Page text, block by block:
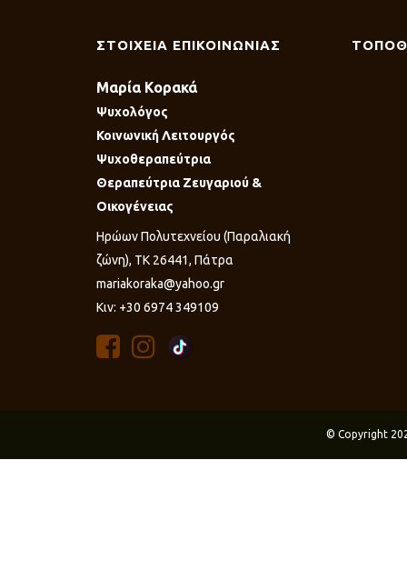
ΣΤΟΙΧΕΙΑ ΕΠΙΚΟΙΝΩΝΙΑΣ
Μαρία Κορακά
Ψυχολόγος
Κοινωνική Λειτουργός
Ψυχοθεραπεύτρια
Θεραπεύτρια Ζευγαριού &
Οικογένειας
Ηρώων Πολυτεχνείου (Παραλιακή
ζώνη), ΤΚ 26441, Πάτρα
mariakoraka@yahoo.gr
Κιν: +30 6974 349109
© Copyright